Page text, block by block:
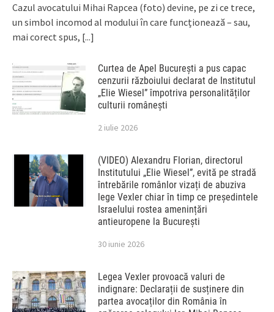
Cazul avocatului Mihai Rapcea (foto) devine, pe zi ce trece,
un simbol incomod al modului în care funcționează – sau,
mai corect spus, [...]
Curtea de Apel București a pus capac
cenzurii războiului declarat de Institutul
„Elie Wiesel” împotriva personalităților
culturii românești
2 iulie 2026
(VIDEO) Alexandru Florian, directorul
Institutului „Elie Wiesel”, evită pe stradă
întrebările românlor vizați de abuziva
lege Vexler chiar în timp ce președintele
Israelului rostea amenințări
antieuropene la București
30 iunie 2026
Legea Vexler provoacă valuri de
indignare: Declarații de susținere din
partea avocaților din România în